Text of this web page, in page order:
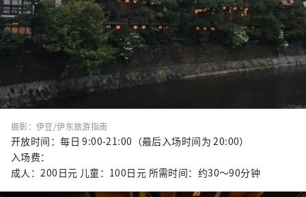
摄影：伊豆/伊东旅游指南
开放时间：每日 9:00-21:00（最后入场时间为 20:00）
入场费：
成人：200日元 儿童：100日元 所需时间：约30～90分钟